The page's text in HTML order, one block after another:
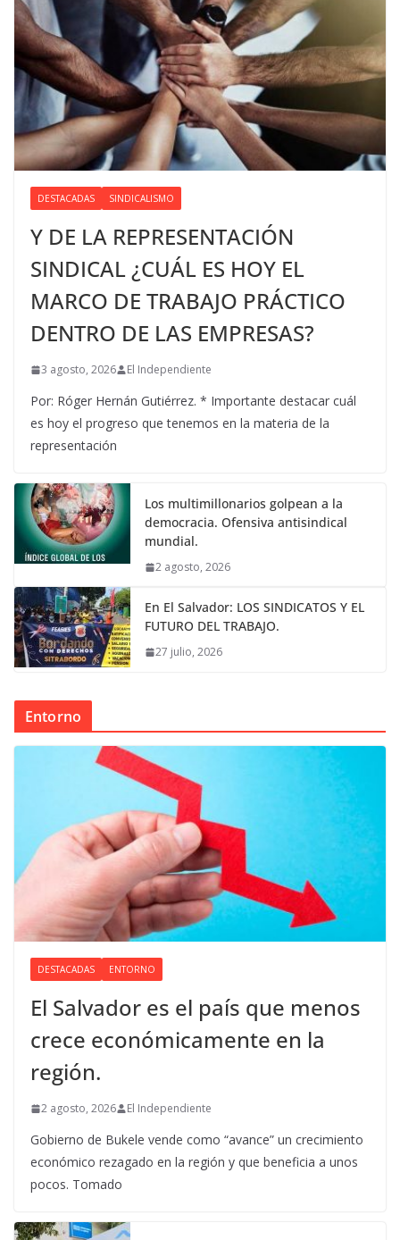
DESTACADAS SINDICALISMO
Y DE LA REPRESENTACIÓN
SINDICAL ¿CUÁL ES HOY EL
MARCO DE TRABAJO PRÁCTICO
DENTRO DE LAS EMPRESAS?
3 agosto, 2026 El Independiente
Por: Róger Hernán Gutiérrez. * Importante destacar cuál
es hoy el progreso que tenemos en la materia de la
representación
Los multimillonarios golpean a la
democracia. Ofensiva antisindical
mundial.
2 agosto, 2026
En El Salvador: LOS SINDICATOS Y EL
FUTURO DEL TRABAJO.
27 julio, 2026
Entorno
DESTACADAS ENTORNO
El Salvador es el país que menos
crece económicamente en la
región.
2 agosto, 2026 El Independiente
Gobierno de Bukele vende como “avance” un crecimiento
económico rezagado en la región y que beneficia a unos
pocos. Tomado